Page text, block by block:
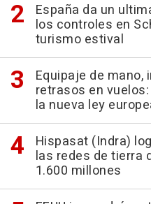
España da un
los controles en
turismo estival
Equipaje de
retrasos en
la nueva ley
Hispasat (Indra)
las redes de tierra
1.600 millones